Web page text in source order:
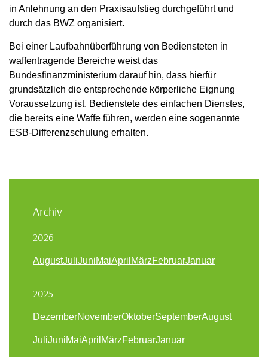
in Anlehnung an den Praxisaufstieg durchgeführt und
durch das BWZ organisiert.
Bei einer Laufbahnüberführung von Bediensteten in
waffentragende Bereiche weist das
Bundesfinanzministerium darauf hin, dass hierfür
grundsätzlich die entsprechende körperliche Eignung
Voraussetzung ist. Bedienstete des einfachen Dienstes,
die bereits eine Waffe führen, werden eine sogenannte
ESB-Differenzschulung erhalten.
Archiv
2026
AugustJuliJuniMaiApril MärzFebruarJanuar
2025
DezemberNovemberOktoberSeptemberAugust
JuliJuniMaiApril MärzFebruarJanuar